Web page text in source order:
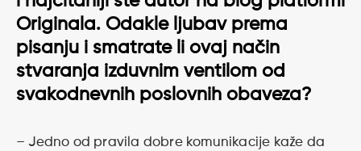
Originala. Odakle ljubav prema
pisanju i smatrate li ovaj način
stvaranja izduvnim ventilom od
svakodnevnih poslovnih obaveza?
– Jedno od pravila dobre komunikacije kaže da